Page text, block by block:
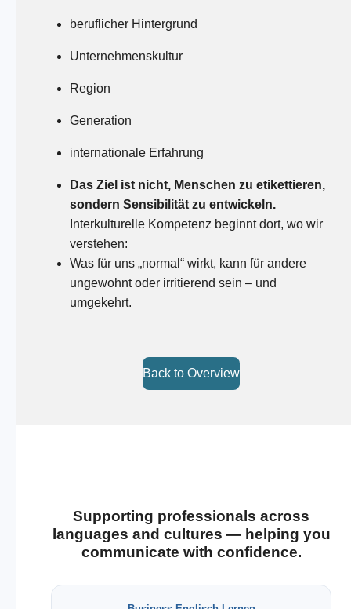
beruflicher Hintergrund
Unternehmenskultur
Region
Generation
internationale Erfahrung
Das Ziel ist nicht, Menschen zu etikettieren,
sondern Sensibilität zu entwickeln.
Interkulturelle Kompetenz beginnt dort, wo wir
verstehen:
Was für uns „normal“ wirkt, kann für andere
ungewohnt oder irritierend sein – und
umgekehrt.
Back to Overview
Supporting professionals across
languages and cultures — helping you
communicate with confidence.